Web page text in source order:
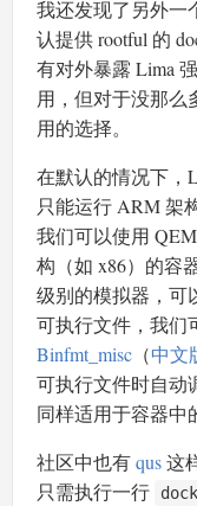
我还发现了另外
认提供 rootful 的
有对外暴露 Lima
用，但对于没那么
用的选择。
在默认的情况下，
只能运行 ARM 架
我们可以使用
构（如 x86）的容器
级别的模拟器，可
可执行文件，我们
Binfmt_misc （中文
可执行文件时自动
同样适用于容器中
社区中也有qus这
只需执行一行